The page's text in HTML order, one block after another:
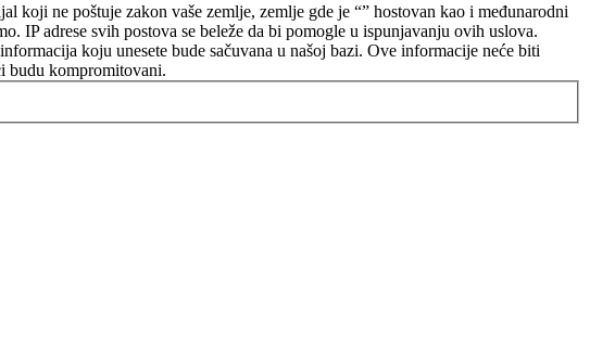
koji ne poštuje zakon vaše zemlje, zemlje gde je “” hostovan kao i međunarodni
IP adrese svih postova se beleže da bi pomogle u ispunjavanju ovih uslova.
koju unesete bude sačuvana u našoj bazi. Ove informacije neće biti
budu kompromitovani.